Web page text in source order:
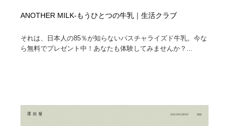
ANOTHER MILK-もうひとつの牛乳｜生活クラブ
それは、日本人の85％が知らないパスチャライズド牛乳。今な
ら無料でプレゼント中！あなたも体験してみませんか？...